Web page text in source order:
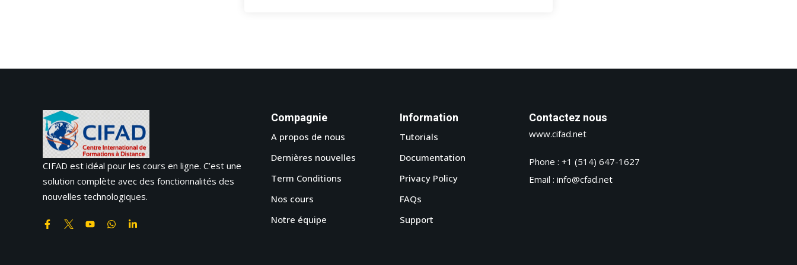
CIFAD est idéal pour les cours en ligne. C’est une
solution complète avec des fonctionnalités des
nouvelles technologiques.
Compagnie
A propos de nous
Dernières nouvelles
Term Conditions
Nos cours
Notre équipe
Information
Tutorials
Documentation
Privacy Policy
FAQs
Support
Contactez nous
www.cifad.net
Phone : +1 (514) 647-1627
Email : info@cfad.net